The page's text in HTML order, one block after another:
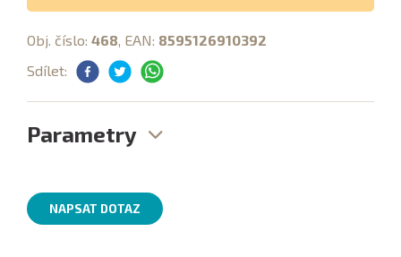
Obj. číslo: 468, EAN: 8595126910392
Sdílet:
Parametry
NAPSAT DOTAZ